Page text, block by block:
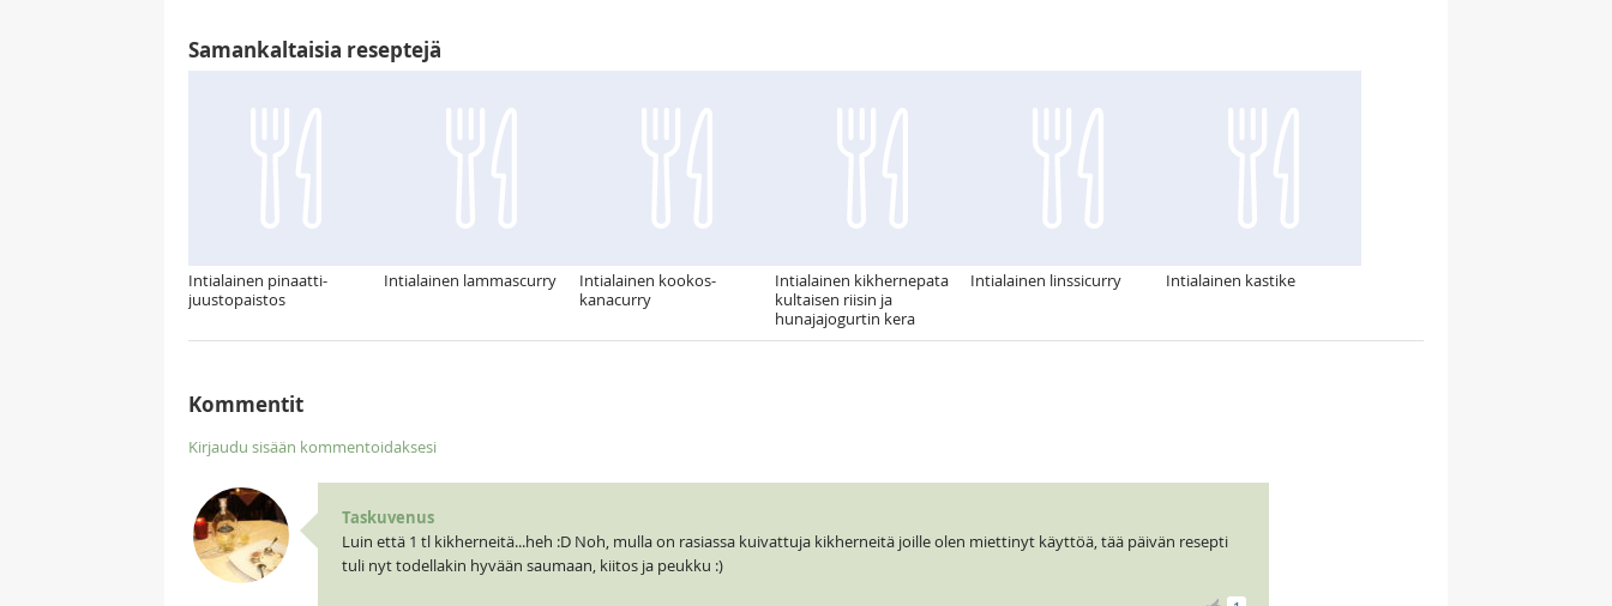
Samankaltaisia reseptejä
Intialainen pinaatti-
juustopaistos
Intialainen lammascurry
Intialainen kookos-
kanacurry
Intialainen kikhernepata
kultaisen riisin ja
hunajajogurtin kera
Intialainen linssicurry Intialainen kastike
Kommentit
Kirjaudu sisään kommentoidaksesi
Taskuvenus
Luin että 1 tl kikherneitä...heh :D Noh, mulla on rasiassa kuivattuja kikherneitä joille olen miettinyt käyttöä, tää päivän resepti
tuli nyt todellakin hyvään saumaan, kiitos ja peukku :)